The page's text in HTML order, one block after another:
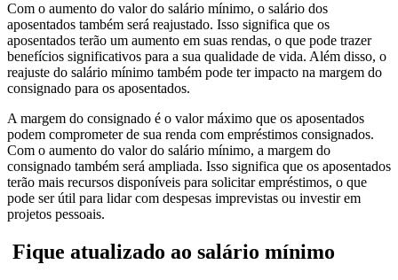
Com o aumento do valor do salário mínimo, o salário dos
aposentados também será reajustado. Isso significa que os
aposentados terão um aumento em suas rendas, o que pode trazer
benefícios significativos para a sua qualidade de vida. Além disso, o
reajuste do salário mínimo também pode ter impacto na margem do
consignado para os aposentados.
A margem do consignado é o valor máximo que os aposentados
podem comprometer de sua renda com empréstimos consignados.
Com o aumento do valor do salário mínimo, a margem do
consignado também será ampliada. Isso significa que os aposentados
terão mais recursos disponíveis para solicitar empréstimos, o que
pode ser útil para lidar com despesas imprevistas ou investir em
projetos pessoais.
Fique atualizado ao salário mínimo